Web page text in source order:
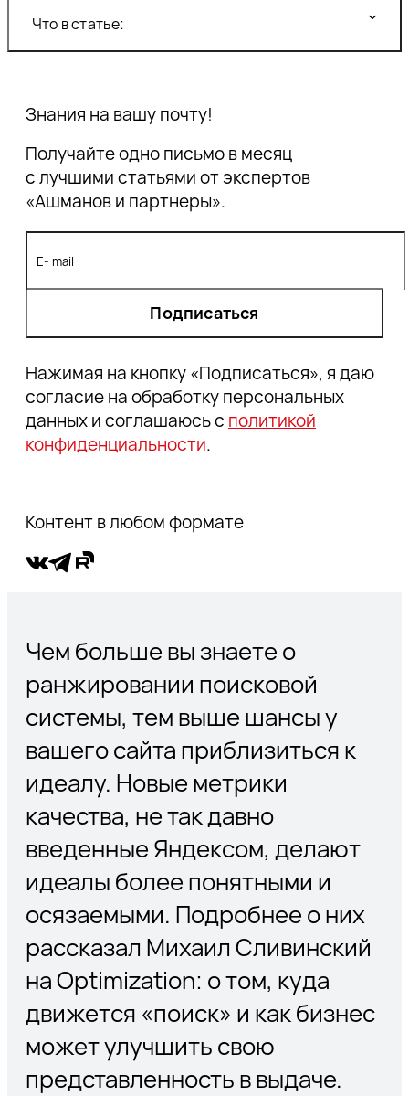
Чем больше вы знаете о
ранжировании поисковой
системы, тем выше шансы у
вашего сайта приблизиться к
идеалу. Новые метрики
качества, не так давно
введенные Яндексом, делают
идеалы более понятными и
осязаемыми. Подробнее о них
рассказал Михаил Сливинский
на Optimization: о том, куда
движется «поиск» и как бизнес
может улучшить свою
представленность в выдаче.
Что в статье:
качество сайта?
Обновления в вебмастере: как они помогут
бизнесу улучшить представленность в
поисковой выдаче?
Рекомендации бизнесу
Знания на вашу почту!
Получайте одно письмо в месяц
с лучшими статьями от экспертов
«Ашманов и партнеры».
Подписаться
Нажимая на кнопку «Подписаться», я даю
согласие на обработку персональных
данных и соглашаюсь с политикой
конфиденциальности.
Контент в любом формате